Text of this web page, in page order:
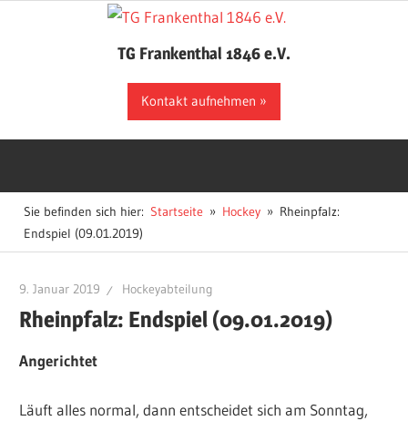
TG Frankenthal 1846 e.V.
Kontakt aufnehmen
Sie befinden sich hier: Startseite Hockey
Rheinpfalz:
Endspiel (09.01.2019)
9. Januar 2019 Hockeyabteilung
Rheinpfalz: Endspiel (09.01.2019)
Angerichtet
Läuft alles normal, dann entscheidet sich am Sonntag,